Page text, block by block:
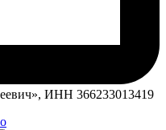
ИНН 366233013419